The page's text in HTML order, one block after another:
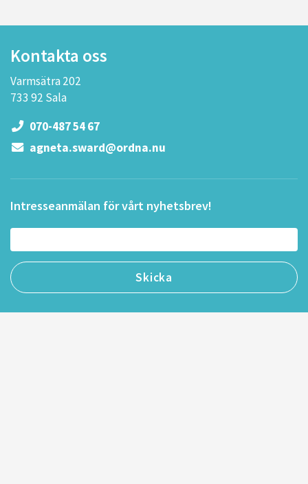
Kontakta oss
Varmsätra 202
733 92 Sala
070-487 54 67
agneta.sward@ordna.nu
Intresseanmälan för vårt nyhetsbrev!